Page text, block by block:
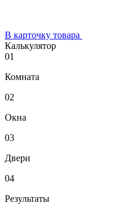
В карточку товара
Калькулятор
01
Комната
02
Окна
03
Двери
04
Результаты